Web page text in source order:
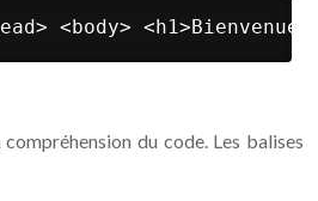
<body>
du code. Les balises